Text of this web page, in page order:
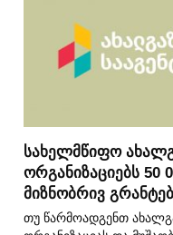
სახელმწიფო
ორგანიზაციებს 50
მიზნობრივ
თუ წარმოადგენთ